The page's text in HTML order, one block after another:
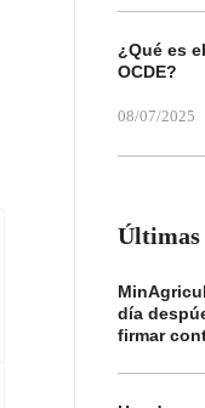
¿Qué es
OCDE?
08/07/2025
Últimas
día
firmar